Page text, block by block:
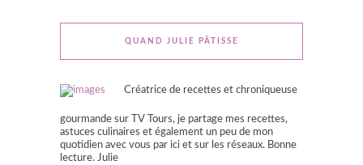
QUAND JULIE PÂTISSE
Créatrice de recettes et chroniqueuse
gourmande sur TV Tours, je partage mes recettes,
astuces culinaires et également un peu de mon
quotidien avec vous par ici et sur les réseaux. Bonne
lecture. Julie